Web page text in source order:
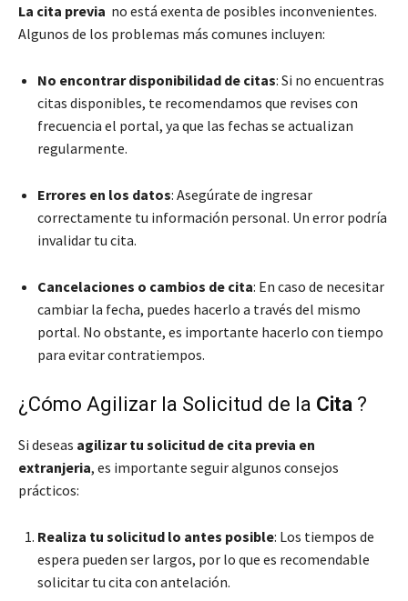
La cita previa no está exenta de posibles inconvenientes.
Algunos de los problemas más comunes incluyen:
No encontrar disponibilidad de citas: Si no encuentras
citas disponibles, te recomendamos que revises con
frecuencia el portal, ya que las fechas se actualizan
regularmente.
Errores en los datos: Asegúrate de ingresar
correctamente tu información personal. Un error podría
invalidar tu cita.
Cancelaciones o cambios de cita: En caso de necesitar
cambiar la fecha, puedes hacerlo a través del mismo
portal. No obstante, es importante hacerlo con tiempo
para evitar contratiempos.
¿Cómo Agilizar la Solicitud de la Cita ?
Si deseas agilizar tu solicitud de cita previa en
extranjeria, es importante seguir algunos consejos
prácticos:
Realiza tu solicitud lo antes posible: Los tiempos de
espera pueden ser largos, por lo que es recomendable
solicitar tu cita con antelación.